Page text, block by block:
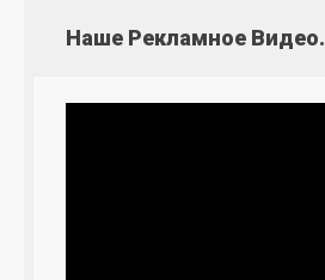
Наше Рекламное Видео.